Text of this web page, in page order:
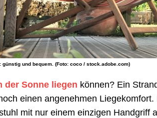
günstig und bequem. (Foto: coco / stock.adobe.com)
der Sonne liegen können? Ein
einen angenehmen
mit nur einem einzigen Handgriff